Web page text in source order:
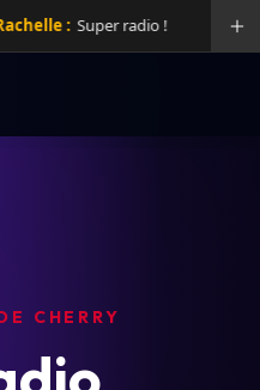
: Super radio ! Laurent :
CHERRY